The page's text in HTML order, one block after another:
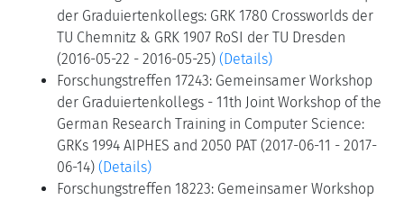
der Graduiertenkollegs: GRK 1780 Crossworlds der
TU Chemnitz & GRK 1907 RoSI der TU Dresden
(2016-05-22 - 2016-05-25) (Details)
Forschungstreffen 17243: Gemeinsamer Workshop
der Graduiertenkollegs - 11th Joint Workshop of the
German Research Training in Computer Science:
GRKs 1994 AIPHES and 2050 PAT (2017-06-11 - 2017-
06-14) (Details)
Forschungstreffen 18223: Gemeinsamer Workshop